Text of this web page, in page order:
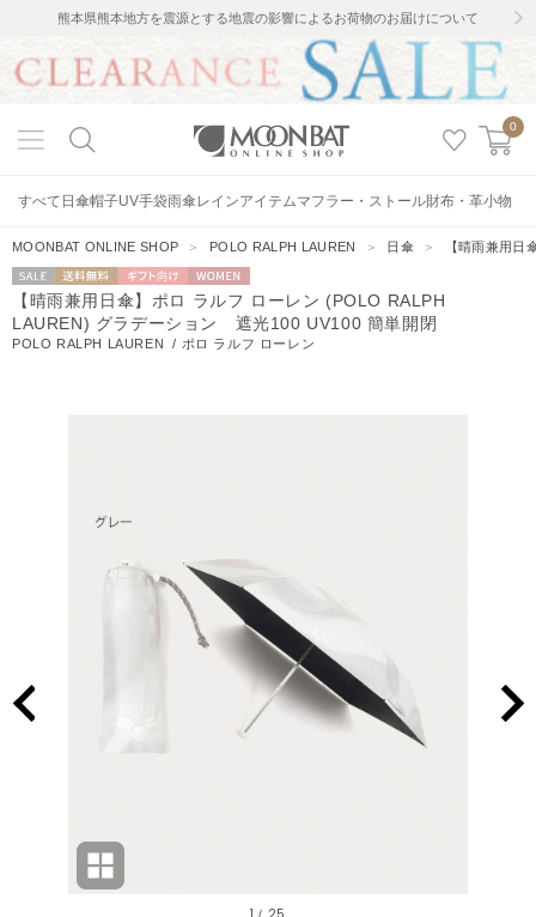
熊本県熊本地方を震源とする地震の影響によるお荷物のお届けについて
0
すべて 日傘帽子UV手袋雨傘レインアイテムマフラー・ストール財布・革小物
MOONBAT ONLINE SHOP ＞ POLO RALPH LAUREN ＞ 日傘 ＞ 【晴雨兼用
セー
ル
送料無料 ギフト向
け
WOMEN
【晴雨兼用日傘】ポロ ラルフ ローレン (POLO RALPH
LAUREN) グラデーション 遮光100 UV100 簡単開閉
POLO RALPH LAUREN / ポロ ラルフ ローレン
/